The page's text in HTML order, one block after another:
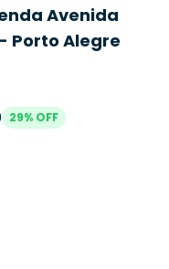
Avenida
Porto Alegre
29% OFF